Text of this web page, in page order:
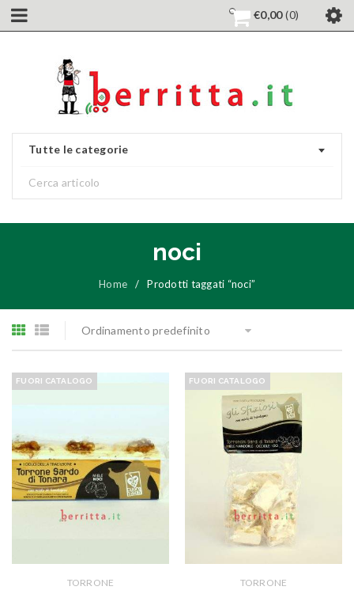
€0,00 0
Tutte le categorie
noci
Home / Prodotti taggati “noci”
Ordinamento predefinito
FUORI CATALOGO
TORRONE
FUORI CATALOGO
TORRONE